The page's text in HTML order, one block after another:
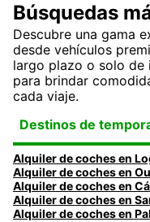
Búsquedas
Descubre una gama
desde vehículos
largo plazo o solo de
para brindar
cada viaje.
Destinos de